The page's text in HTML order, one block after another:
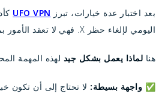
بعد اختبار عدة خيارات، تبرز UFO VPN
اليومي لإلغاء حظر X. فهي لا تعقد الأمور بمئات الأزرار.
هنا لماذا يعمل بشكل جيد لهذه المهمة
✅ واجهة بسيطة: لا تحتاج إلى أن تكون